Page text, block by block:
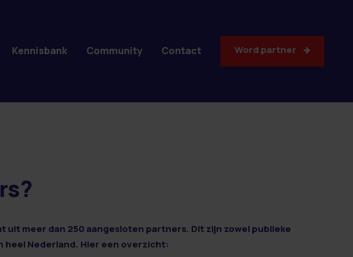
meer dan 250 aangesloten partners. Dit zijn zowel publieke
Nederland. Hier een overzicht:
Kennisbank Community Contact Word partner